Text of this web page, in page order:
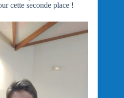
cette seconde place !